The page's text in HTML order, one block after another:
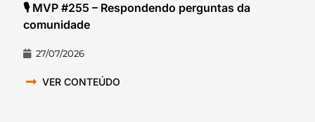
🎙️ MVP #255 – Respondendo perguntas da
comunidade
27/07/2026
VER CONTEÚDO